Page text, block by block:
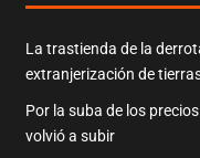
La trastienda de la
extranjerización de
Por la suba de los
volvió a subir